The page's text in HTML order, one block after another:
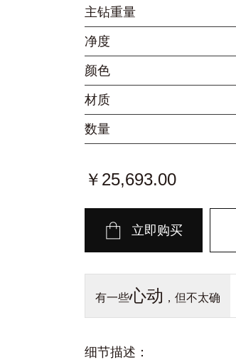
主钻重量
净度
颜色
材质
数量
￥25,693.00
立即购买
有一些心动 ，但不太确
细节描述：